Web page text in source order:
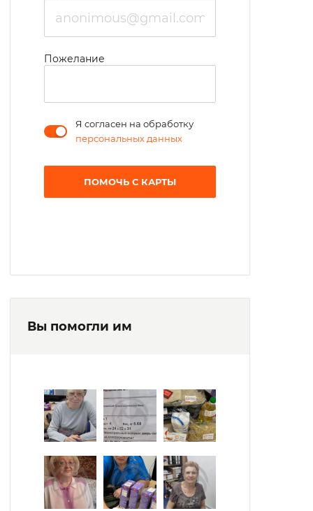
Пожелание
Я согласен на обработку
персональных данных
ПОМОЧЬ С КАРТЫ
Вы помогли им